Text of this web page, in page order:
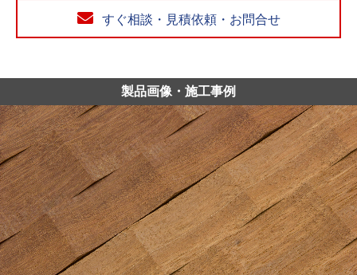
すぐ相談・見積依頼・お問合せ
製品画像・施工事例